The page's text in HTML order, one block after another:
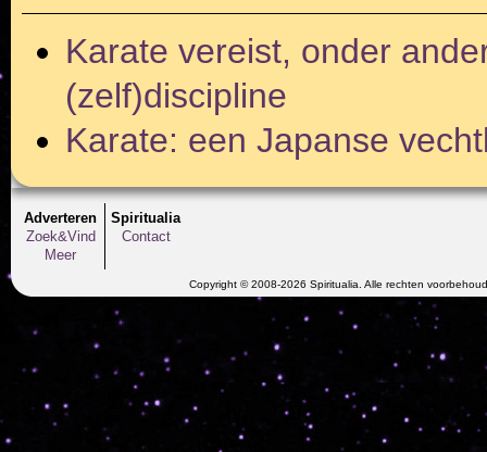
Karate vereist, onder
(zelf)discipline
Karate: een Japanse
Adverteren
Zoek&Vind
Meer
Spiritualia
Contact
Copyright © 2008-2026 Spiritualia. Alle rechten